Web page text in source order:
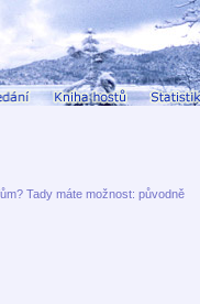
Tady máte možnost: původně